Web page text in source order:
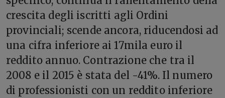
crescita degli iscritti agli Ordini
provinciali; scende ancora, riducendosi ad
una cifra inferiore ai 17mila euro il
reddito annuo. Contrazione che tra il
2008 e il 2015 è stata del -41%. Il numero
di professionisti con un reddito inferiore